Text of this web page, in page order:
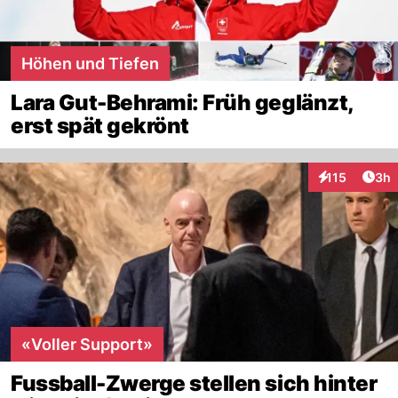
Höhen und Tiefen
Lara Gut-Behrami: Früh geglänzt,
erst spät gekrönt
115
Interaktionen
3h
«Voller Support»
Fussball-Zwerge stellen sich hinter